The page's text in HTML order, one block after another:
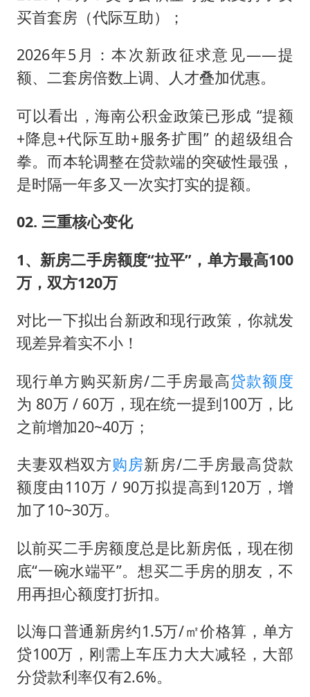
买首套房（代际互助）；
2026年5月：本次新政征求意见——提
额、二套房倍数上调、人才叠加优惠。
可以看出，海南公积金政策已形成 “提额
+降息+代际互助+服务扩围” 的超级组合
拳。而本轮调整在贷款端的突破性最强，
是时隔一年多又一次实打实的提额。
02. 三重核心变化
1、新房二手房额度“拉平”，单方最高100
万，双方120万
对比一下拟出台新政和现行政策，你就发
现差异着实不小！
现行单方购买新房/二手房最高贷款额度
为 80万 / 60万，现在统一提到100万，比
之前增加20~40万；
夫妻双档双方购房新房/二手房最高贷款
额度由110万 / 90万拟提高到120万，增
加了10~30万。
以前买二手房额度总是比新房低，现在彻
底“一碗水端平”。想买二手房的朋友，不
用再担心额度打折扣。
以海口普通新房约1.5万/㎡价格算，单方
贷100万，刚需上车压力大大减轻，大部
分贷款利率仅有2.6%。